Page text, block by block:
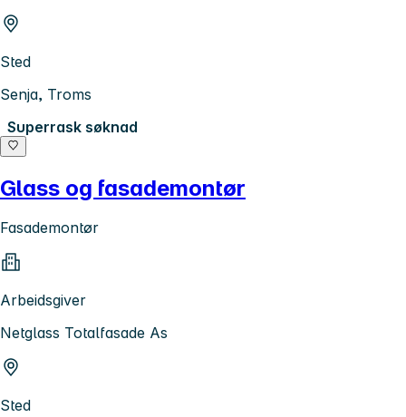
Sted
Senja, Troms
Superrask søknad
Glass og fasademontør
Fasademontør
Arbeidsgiver
Netglass Totalfasade As
Sted